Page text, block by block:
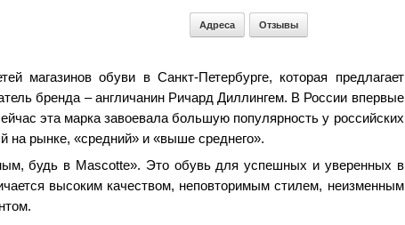
Адреса Отзывы
магазинов обуви в Санкт-Петербурге, которая предлагает
бренда – англичанин Ричард Диллингем. В России впервые
эта марка завоевала большую популярность у российских
на рынке, «средний» и «выше среднего».
будь в Mascotte». Это обувь для успешных и уверенных в
высоким качеством, неповторимым стилем, неизменным